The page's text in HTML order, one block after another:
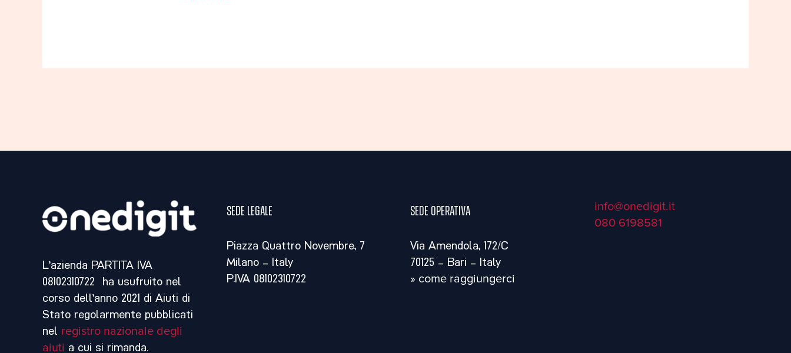
L’azienda PARTITA IVA
08102310722 ha usufruito nel
corso dell’anno 2021 di Aiuti di
Stato regolarmente pubblicati
nel registro nazionale degli
aiuti a cui si rimanda.
Sede legale
Piazza Quattro Novembre, 7
Milano – Italy
P.IVA 08102310722
Sede operativa
Via Amendola, 172/C
70125 – Bari – Italy
» come raggiungerci
info@onedigit.it
080 6198581